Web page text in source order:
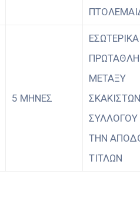
5 ΜΗΝΕΣ
ΕΣΩΤΕΡΙΚΑ
ΜΕΤΑΞΥ
ΣΥΛΛΟΓΟΥ
ΤΗΝ
ΤΙΤΛΩΝ